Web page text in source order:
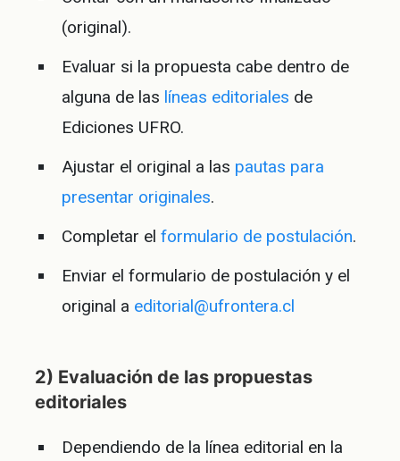
(original).
Evaluar si la propuesta cabe dentro de
alguna de las líneas editoriales de
Ediciones UFRO.
Ajustar el original a las pautas para
presentar originales.
Completar el formulario de postulación.
Enviar el formulario de postulación y el
original a editorial@ufrontera.cl
2) Evaluación de las propuestas
editoriales
Dependiendo de la línea editorial en la